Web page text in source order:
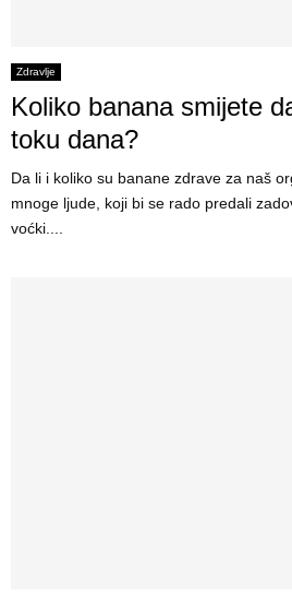
E
N
U
Zdravlje
Koliko banana smijete
toku dana?
Da li i koliko su banane zdrave za naš
mnoge ljude, koji bi se rado predali
voćki....